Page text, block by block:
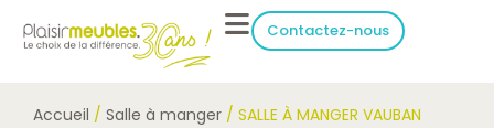
Contactez-nous
Accueil / Salle à manger / SALLE À MANGER VAUBAN